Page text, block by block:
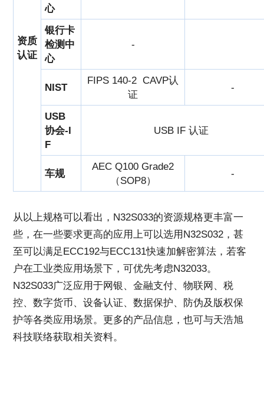
资质
认证
心
银行卡
检测中
心
-
NIST
FIPS 140-2 CAVP认
证
-
USB
协会-I
F
USB IF 认证
车规
AEC Q100 Grade2
（SOP8）
-
从以上规格可以看出，N32S033的资源规格更丰富一
些，在一些要求更高的应用上可以选用N32S032，甚
至可以满足ECC192与ECC131快速加解密算法，若客
户在工业类应用场景下，可优先考虑N32033。
N32S033广泛应用于网银、金融支付、物联网、税
控、数字货币、设备认证、数据保护、防伪及版权保
护等各类应用场景。更多的产品信息，也可与天浩旭
科技联络获取相关资料。